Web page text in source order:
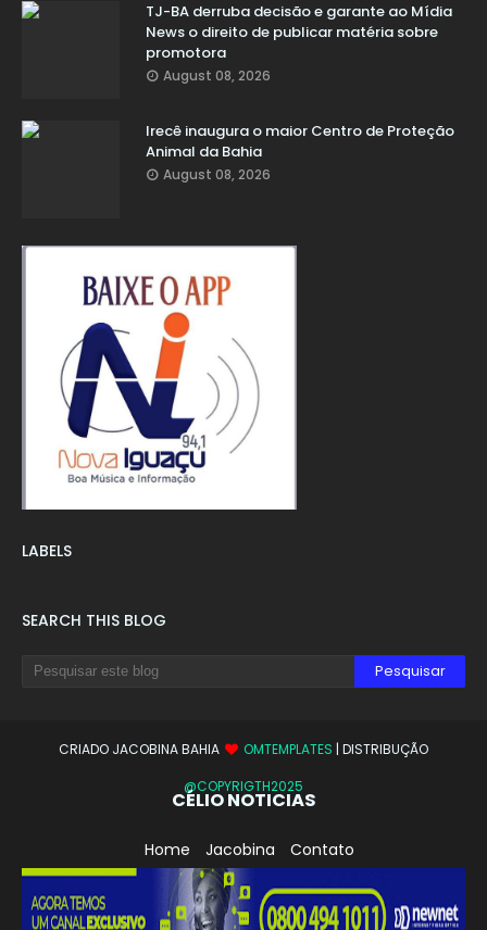
TJ-BA derruba decisão e garante ao Mídia
News o direito de publicar matéria sobre
promotora
August 08, 2026
Irecê inaugura o maior Centro de Proteção
Animal da Bahia
August 08, 2026
LABELS
SEARCH THIS BLOG
CRIADO JACOBINA BAHIA OMTEMPLATES | DISTRIBUÇÃO
@COPYRIGTH2025
CÉLIO NOTICIAS
Home Jacobina Contato